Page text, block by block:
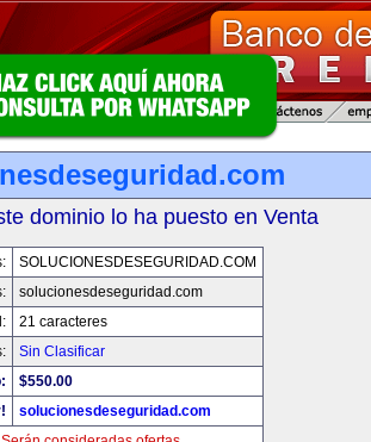
dominio lo ha puesto en Venta
SOLUCIONESDESEGURIDAD.COM
solucionesdeseguridad.com
21 caracteres
Sin Clasificar
$550.00
solucionesdeseguridad.com